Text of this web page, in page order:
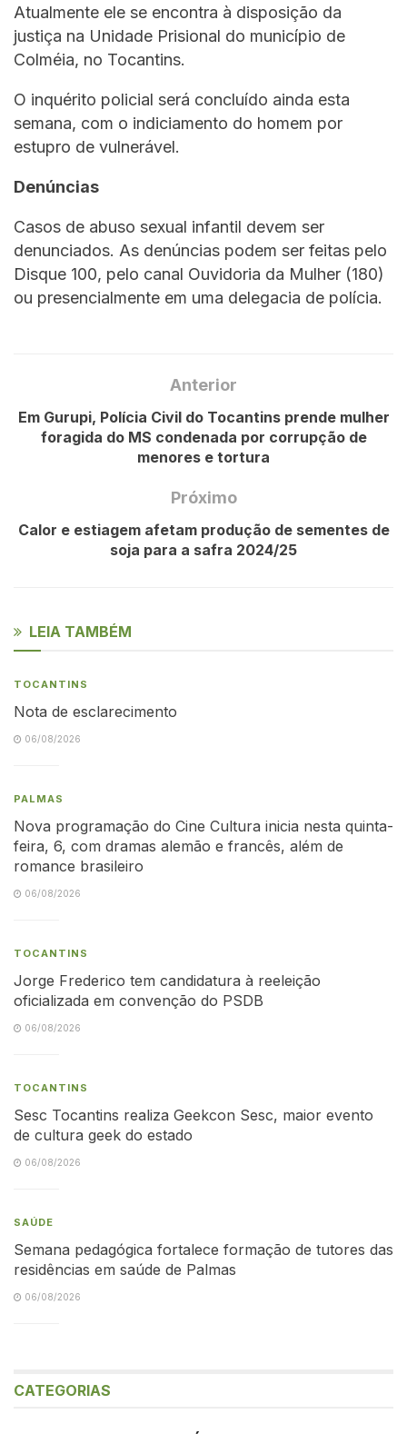
Atualmente ele se encontra à disposição da
justiça na Unidade Prisional do município de
Colméia, no Tocantins.
O inquérito policial será concluído ainda esta
semana, com o indiciamento do homem por
estupro de vulnerável.
Denúncias
Casos de abuso sexual infantil devem ser
denunciados. As denúncias podem ser feitas pelo
Disque 100, pelo canal Ouvidoria da Mulher (180)
ou presencialmente em uma delegacia de polícia.
Anterior
Em Gurupi, Polícia Civil do Tocantins prende mulher
foragida do MS condenada por corrupção de
menores e tortura
Próximo
Calor e estiagem afetam produção de sementes de
soja para a safra 2024/25
LEIA TAMBÉM
TOCANTINS
Nota de esclarecimento
06/08/2026
PALMAS
Nova programação do Cine Cultura inicia nesta quinta-
feira, 6, com dramas alemão e francês, além de
romance brasileiro
06/08/2026
TOCANTINS
Jorge Frederico tem candidatura à reeleição
oficializada em convenção do PSDB
06/08/2026
TOCANTINS
Sesc Tocantins realiza Geekcon Sesc, maior evento
de cultura geek do estado
06/08/2026
SAÚDE
Semana pedagógica fortalece formação de tutores das
residências em saúde de Palmas
06/08/2026
CATEGORIAS